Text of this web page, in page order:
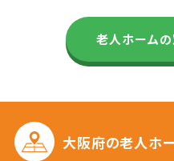
老人ホーム
大阪府の老人ホ